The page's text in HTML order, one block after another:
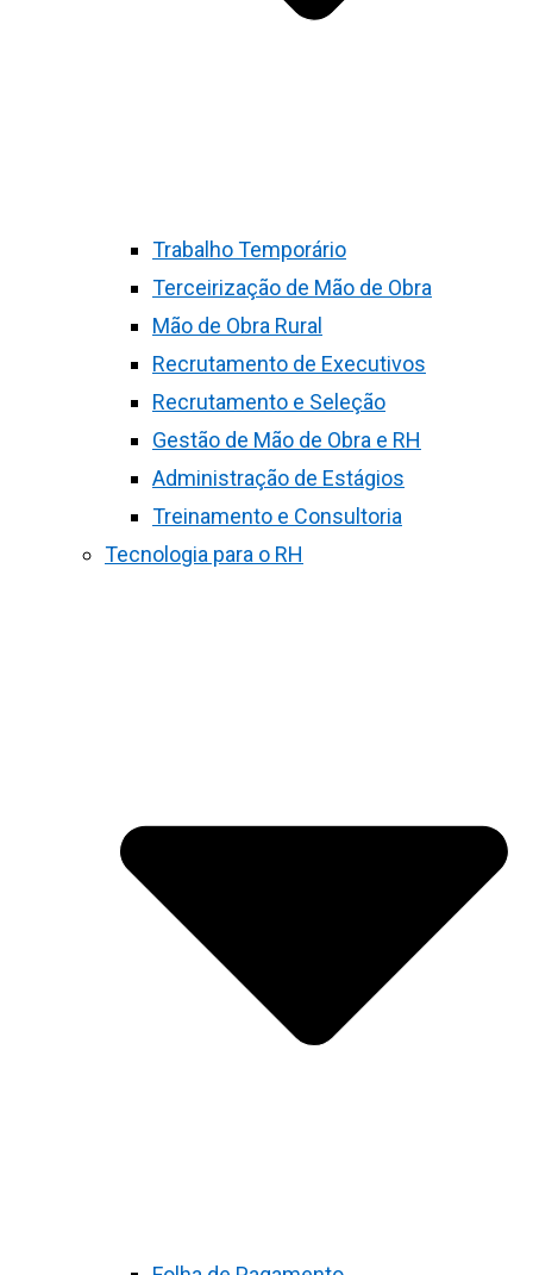
Trabalho Temporário
Terceirização de Mão de Obra
Mão de Obra Rural
Recrutamento de Executivos
Recrutamento e Seleção
Gestão de Mão de Obra e RH
Administração de Estágios
Treinamento e Consultoria
Tecnologia para o RH